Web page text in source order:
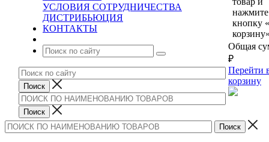
УСЛОВИЯ СОТРУДНИЧЕСТВА
ДИСТРИБЬЮЦИЯ
КОНТАКТЫ
нажмите
кнопку
Общая
₽
Перейти
корзину